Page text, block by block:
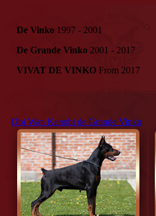
De Vinko 1997 - 2001
De Grande Vinko 2001 - 2017
VIVAT DE VINKO From 2017
Obi Wan Kenobi de Grande Vinko